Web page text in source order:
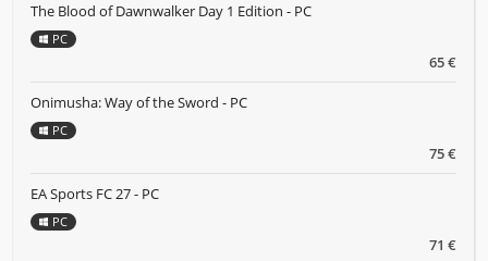
65 €
The Blood of Dawnwalker Day 1 Edition - PC
PC
75 €
Onimusha: Way of the Sword - PC
PC
71 €
EA Sports FC 27 - PC
PC